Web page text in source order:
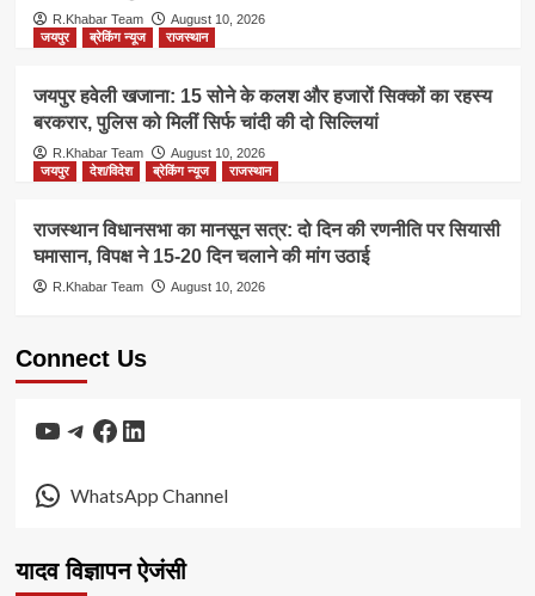
R.Khabar Team
August 10, 2026
जयपुर
ब्रेकिंग न्यूज राजस्थान
जयपुर हवेली खजाना: 15 सोने के कलश और हजारों सिक्कों का रहस्य
बरकरार, पुलिस को मिलीं सिर्फ चांदी की दो सिल्लियां
R.Khabar Team
August 10, 2026
जयपुर
देश/विदेश ब्रेकिंग न्यूज राजस्थान
राजस्थान विधानसभा का मानसून सत्र: दो दिन की रणनीति पर सियासी
घमासान, विपक्ष ने 15-20 दिन चलाने की मांग उठाई
R.Khabar Team August 10, 2026
Connect Us
YouTube
Telegram
Facebook
LinkedIn
WhatsApp Channel
यादव विज्ञापन ऐजंसी